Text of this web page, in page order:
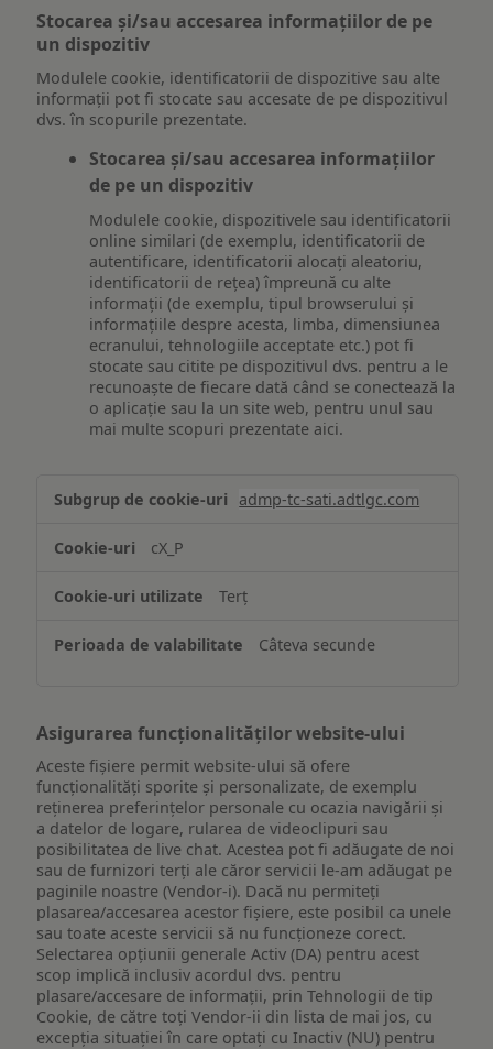
Stocarea și/sau accesarea informațiilor de pe
un dispozitiv
Modulele cookie, identificatorii de dispozitive sau alte
informații pot fi stocate sau accesate de pe dispozitivul
dvs. în scopurile prezentate.
Stocarea și/sau accesarea informațiilor
de pe un dispozitiv
Modulele cookie, dispozitivele sau identificatorii
online similari (de exemplu, identificatorii de
autentificare, identificatorii alocați aleatoriu,
identificatorii de rețea) împreună cu alte
informații (de exemplu, tipul browserului și
informațiile despre acesta, limba, dimensiunea
ecranului, tehnologiile acceptate etc.) pot fi
stocate sau citite pe dispozitivul dvs. pentru a le
recunoaște de fiecare dată când se conectează la
o aplicație sau la un site web, pentru unul sau
mai multe scopuri prezentate aici.
și/sau
informațiilor
pe
dispozitiv
admp-tc-sati.adtlgc.com
cX_P
Terț
Câteva secunde
Asigurarea funcționalităților website-ului
Aceste fișiere permit website-ului să ofere
funcționalități sporite și personalizate, de exemplu
reţinerea preferinţelor personale cu ocazia navigării și
a datelor de logare, rularea de videoclipuri sau
posibilitatea de live chat. Acestea pot fi adăugate de noi
sau de furnizori terți ale căror servicii le-am adăugat pe
paginile noastre (Vendor-i). Dacă nu permiteți
plasarea/accesarea acestor fișiere, este posibil ca unele
sau toate aceste servicii să nu funcționeze corect.
Selectarea opțiunii generale Activ (DA) pentru acest
scop implică inclusiv acordul dvs. pentru
plasare/accesare de informații, prin Tehnologii de tip
Cookie, de către toți Vendor-ii din lista de mai jos, cu
excepția situației în care optați cu Inactiv (NU) pentru